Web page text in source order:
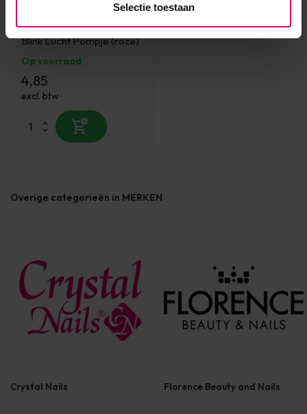
Selectie toestaan
Blink Lucht Pompje (roze)
Op voorraad
4,85
excl. btw
Overige categorieën in MERKEN
Crystal Nails Florence Beauty and Nails